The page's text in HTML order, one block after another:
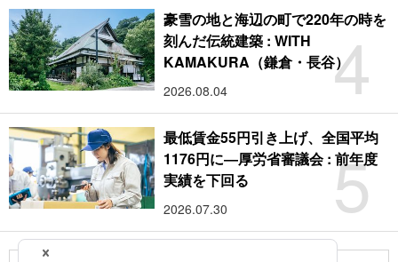
4
豪雪の地と海辺の町で220年の時を
刻んだ伝統建築 : WITH
KAMAKURA（鎌倉・長谷）
2026.08.04
5
最低賃金55円引き上げ、全国平均
1176円に―厚労省審議会 : 前年度
実績を下回る
2026.07.30